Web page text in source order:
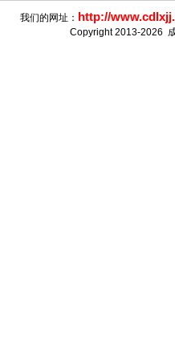
我们的网址： http://
Copyright 2013-2026